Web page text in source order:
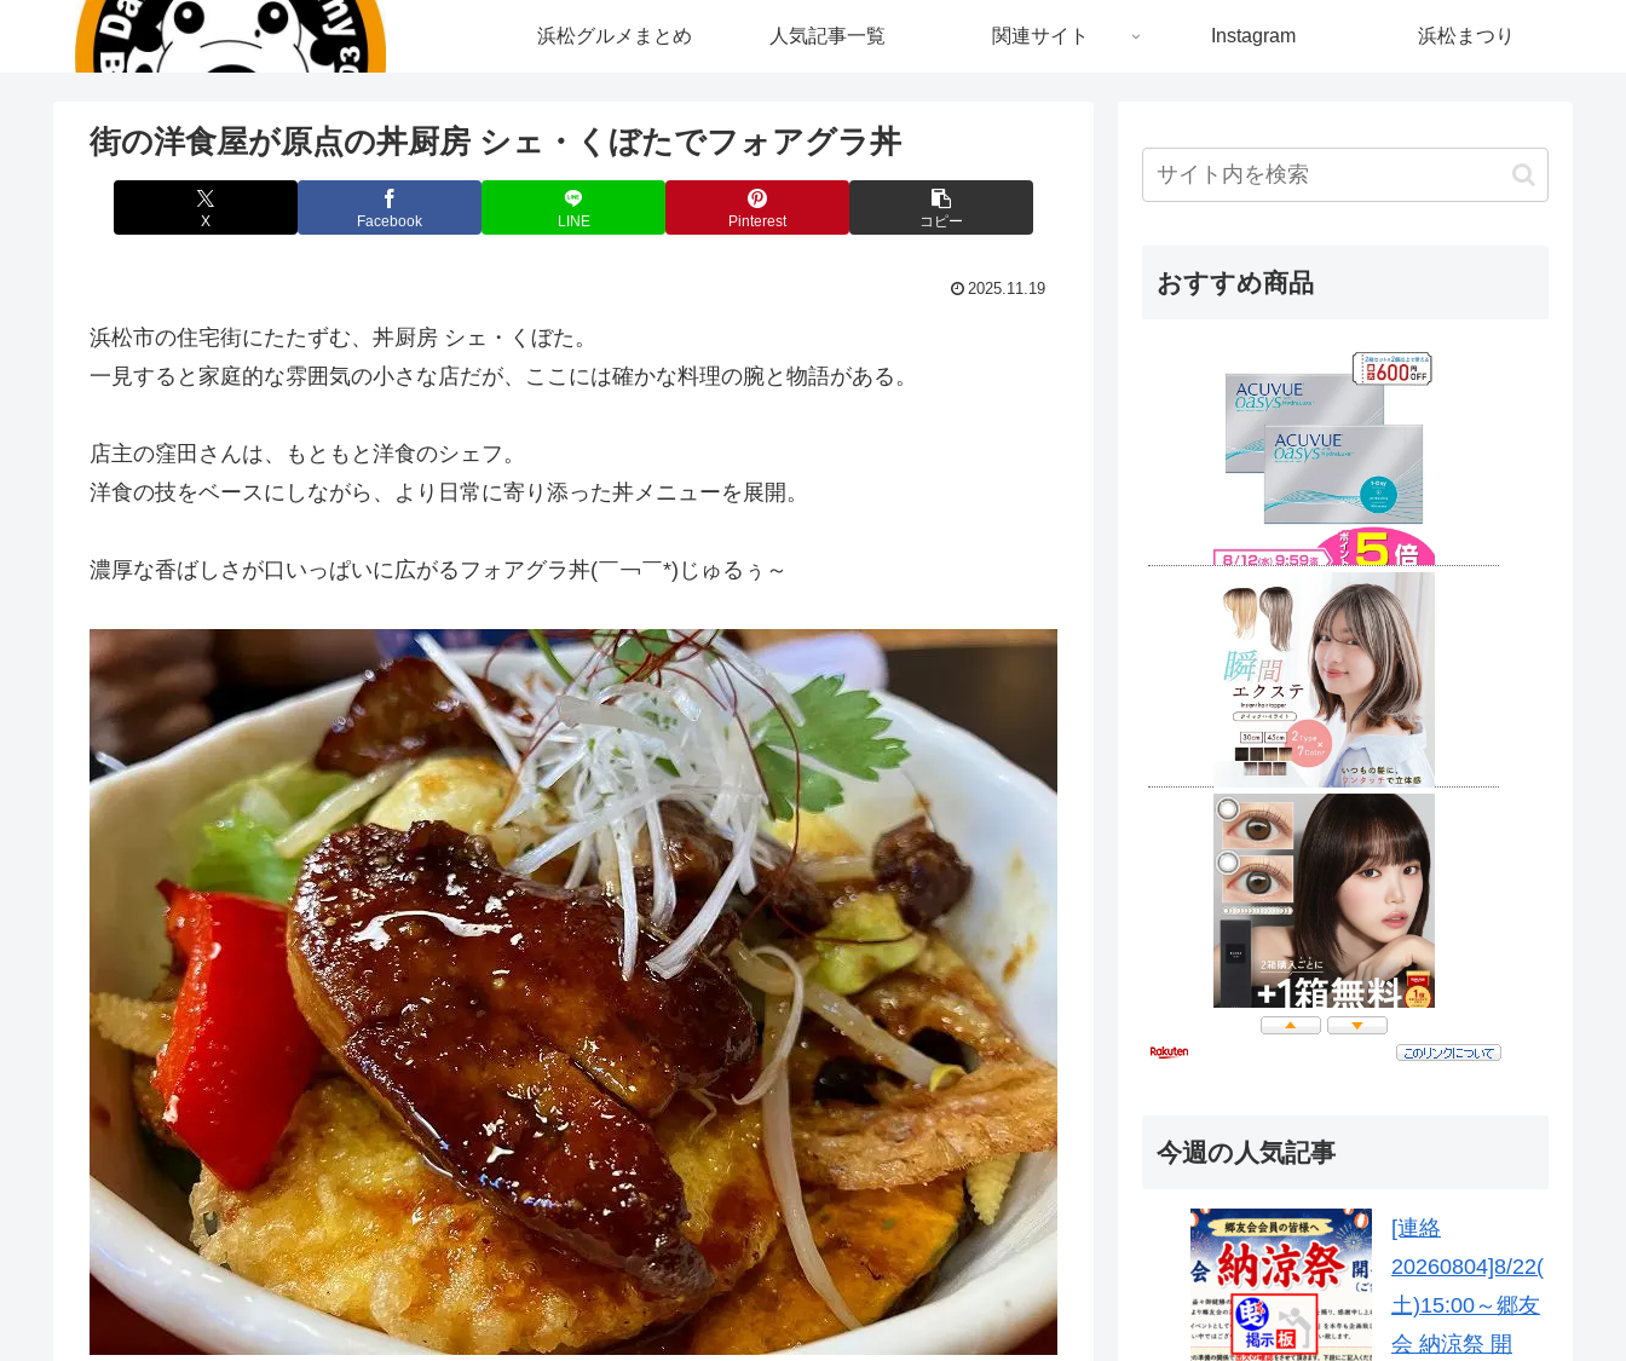
浜松グルメまとめ 人気記事一覧 関連サイト Instagram 浜松まつり
街の洋食屋が原点の丼厨房 シェ・くぼたでフォアグラ丼
X Facebook LINE Pinterest コピー
2025.11.19
浜松市の住宅街にたたずむ、丼厨房 シェ・くぼた。
一見すると家庭的な雰囲気の小さな店だが、ここには確かな料理の腕と物語がある。
店主の窪田さんは、もともと洋食のシェフ。
洋食の技をベースにしながら、より日常に寄り添った丼メニューを展開。
濃厚な香ばしさが口いっぱいに広がるフォアグラ丼(￣￢￣*)じゅるぅ～
おすすめ商品
今週の人気記事
[連絡
20260804]8/22(
土)15:00～郷友
会 納涼祭 開